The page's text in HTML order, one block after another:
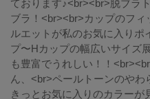
ております♪<br><br>脱ブラ
ブラ！<br><br>カップのフ
ルエットが私のお気に入り
プ〜Hカップの幅広いサイズ
も豊富でうれしい！！
ん、<br>ペールトーンのや
きっとお気に入りのカラー